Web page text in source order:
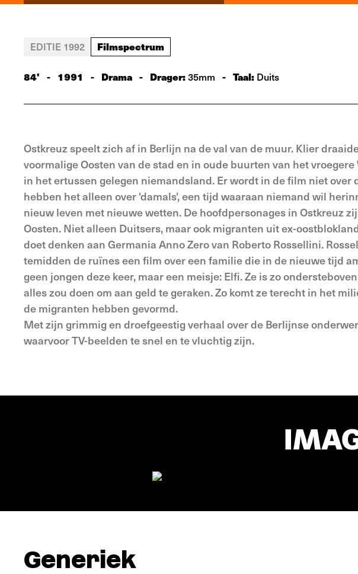
EDITIE 1992 Filmspectrum
84' - 1991 - Drama - Drager:35mm - Taal: Duits
Ostkreuz speelt zich af in Berlijn na de val van de muur. Klier
voormalige Oosten van de stad en in oude buurten van het
in het ertussen gelegen niemandsland. Er wordt in de film niet over
hebben het alleen over 'damals', een tijd waaraan niemand wil
nieuw leven met nieuwe wetten. De hoofdpersonages in Ostkreuz
Oosten. Niet alleen Duitsers, maar ook migranten uit ex-
doet denken aan Germania Anno Zero van Roberto Rossellini.
temidden de ruïnes een film over een familie die in de nieuwe tijd
geen jongen deze keer, maar een meisje: Elfi. Ze is zo
alles zou doen om aan geld te geraken. Zo komt ze terecht in het
de migranten hebben gevormd.
Met zijn grimmig en droefgeestig verhaal over de Berlijnse
waarvoor TV-beelden te snel en te vluchtig zijn.
Generiek